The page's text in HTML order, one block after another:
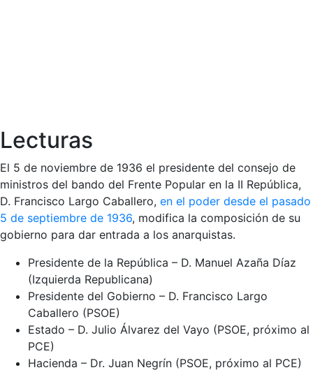
Lecturas
El 5 de noviembre de 1936 el presidente del consejo de
ministros del bando del Frente Popular en la II República,
D. Francisco Largo Caballero, en el poder desde el pasado
5 de septiembre de 1936, modifica la composición de su
gobierno para dar entrada a los anarquistas.
Presidente de la República – D. Manuel Azaña Díaz
(Izquierda Republicana)
Presidente del Gobierno – D. Francisco Largo
Caballero (PSOE)
Estado – D. Julio Álvarez del Vayo (PSOE, próximo al
PCE)
Hacienda – Dr. Juan Negrín (PSOE, próximo al PCE)